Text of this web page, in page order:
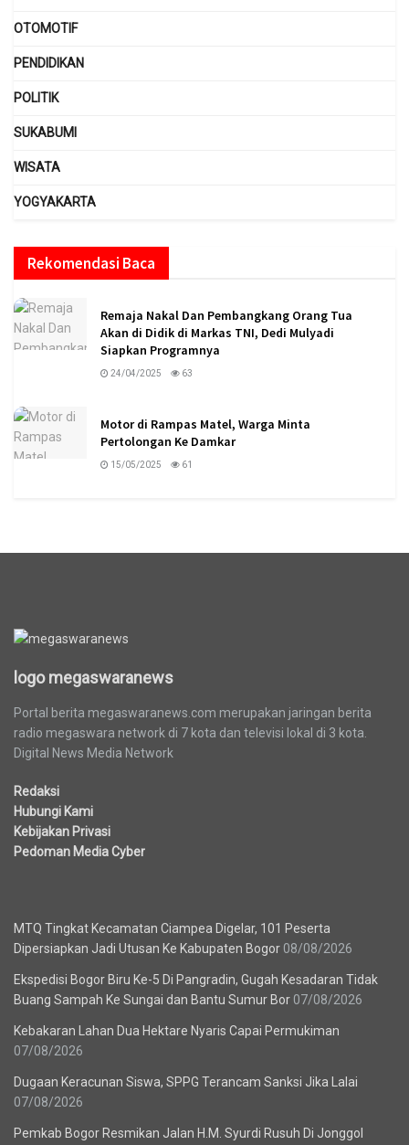
OTOMOTIF
PENDIDIKAN
POLITIK
SUKABUMI
WISATA
YOGYAKARTA
Rekomendasi Baca
Remaja Nakal Dan Pembangkang Orang Tua
Akan di Didik di Markas TNI, Dedi Mulyadi
Siapkan Programnya
24/04/2025 63
Motor di Rampas Matel, Warga Minta
Pertolongan Ke Damkar
15/05/2025 61
logo megaswaranews
Portal berita megaswaranews.com merupakan jaringan berita
radio megaswara network di 7 kota dan televisi lokal di 3 kota.
Digital News Media Network
Redaksi
Hubungi Kami
Kebijakan Privasi
Pedoman Media Cyber
MTQ Tingkat Kecamatan Ciampea Digelar, 101 Peserta
Dipersiapkan Jadi Utusan Ke Kabupaten Bogor 08/08/2026
Ekspedisi Bogor Biru Ke-5 Di Pangradin, Gugah Kesadaran Tidak
Buang Sampah Ke Sungai dan Bantu Sumur Bor 07/08/2026
Kebakaran Lahan Dua Hektare Nyaris Capai Permukiman
07/08/2026
Dugaan Keracunan Siswa, SPPG Terancam Sanksi Jika Lalai
07/08/2026
Pemkab Bogor Resmikan Jalan H.M. Syurdi Rusuh Di Jonggol